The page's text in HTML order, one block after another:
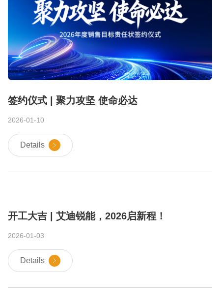
签约仪式 | 聚力攻坚 使命必达
2026-01-10
Details
开工大吉 | 艾迪锐能，2026启新程！
2026-01-03
Details